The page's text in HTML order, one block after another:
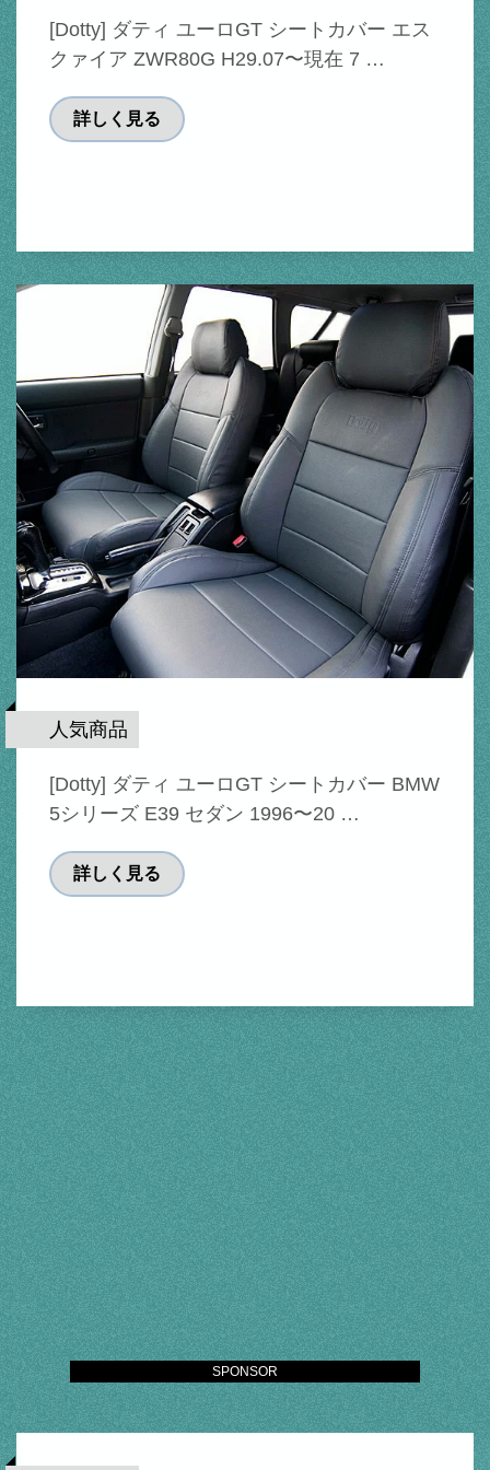
[Dotty] ダティ ユーロGT シートカバー エス
クァイア ZWR80G H29.07〜現在 7 …
詳しく見る
人気商品
[Dotty] ダティ ユーロGT シートカバー BMW
5シリーズ E39 セダン 1996〜20 …
詳しく見る
SPONSOR